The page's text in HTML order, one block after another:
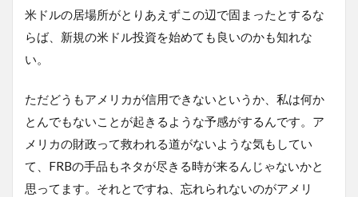
米ドルの居場所がとりあえずこの辺で固まったとするな
らば、新規の米ドル投資を始めても良いのかも知れな
い。
ただどうもアメリカが信用できないというか、私は何か
とんでもないことが起きるような予感がするんです。ア
メリカの財政って救われる道がないような気もしてい
て、FRBの手品もネタが尽きる時が来るんじゃないかと
思ってます。それとですね、忘れられないのがアメリ